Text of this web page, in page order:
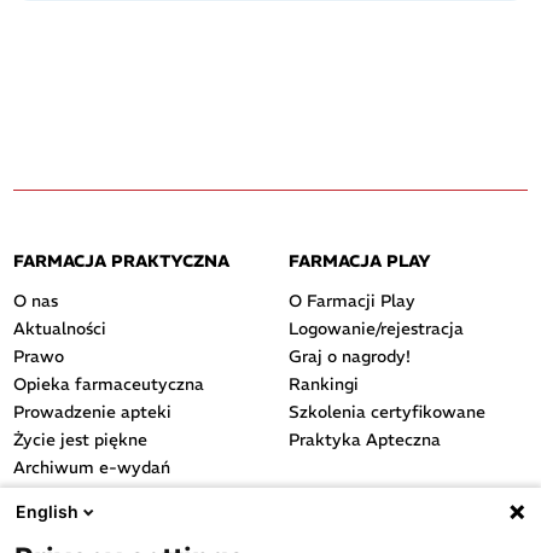
FARMACJA PRAKTYCZNA
O nas
Aktualności
Prawo
Opieka farmaceutyczna
Prowadzenie apteki
Życie jest piękne
Archiwum e-wydań
Przydatne linki
FARMACJA PLAY
O Farmacji Play
Logowanie/rejestracja
Graj o nagrody!
Rankingi
Szkolenia certyfikowane
Praktyka Apteczna
OGÓLNE
English